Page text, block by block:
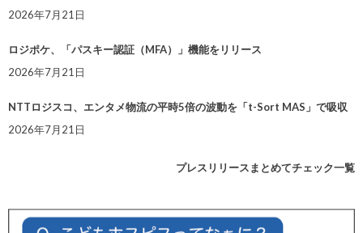
2026年7月21日
ロジポケ、「パスキー認証（MFA）」機能をリリース
2026年7月21日
NTTロジスコ、エンタメ物流の平時5倍の波動を「t-Sort MAS」で吸収
2026年7月21日
プレスリリースまとめてチェック一覧